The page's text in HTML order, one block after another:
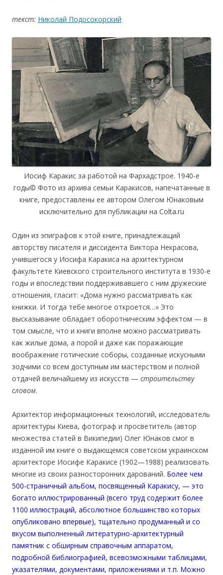
текст: Николай Подосокорский
Иосиф Каракис за работой на Фархадстрое. 1940-е
годы© Фото из архива семьи Каракисов, напечатанные в
книге, предоставлены ее автором Олегом Юнаковым
исключительно для публикации на Colta.ru
Один из эпиграфов к этой книге, принадлежащий
авторству писателя и диссидента Виктора Некрасова,
учившегося у Иосифа Каракиса на архитектурном
факультете Киевского строительного института в 1930-е
годы и впоследствии поддерживавшего с ним дружеские
отношения, гласит: «Дома нужно рассматривать как
книжки. И тогда тебе многое откроется…» Это
высказывание обладает оборотническим эффектом — в
том смысле, что и книги вполне можно рассматривать
как жилые дома, а порой и даже как поражающие
воображение готические соборы, созданные искусными
зодчими со всем доступным им мастерством и полной
отдачей величайшему из искусств — строительству
словом.
Архитектор информационных технологий, исследователь
архитектуры Киева, фотограф и просветитель (автор
множества статей в Википедии) Олег Юнаков смог в
изданной им книге о выдающемся советском украинском
архитекторе Иосифе Каракисе (1902—1988) реализовать
многие из своих разносторонних дарований. Более чем
500-страничный альбом, посвященный Каракису, — это
богато иллюстрированный (всего труд содержит более
1100 иллюстраций, абсолютное большинство которых
опубликовано впервые), тщательно продуманный и со
вкусом выполненный литературно-архитектурный
памятник с обширным справочным аппаратом,
подробной библиографией, всевозможными таблицами,
указателями, документами, приложениями и т.п. Можно